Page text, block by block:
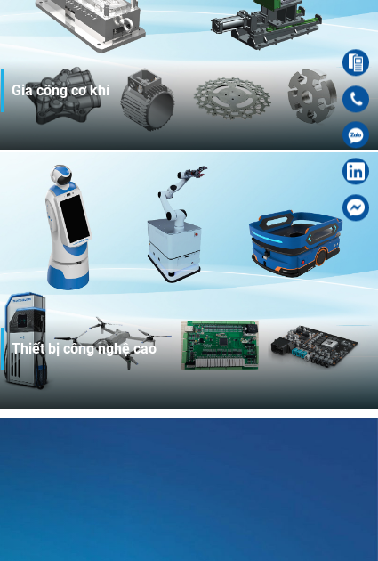
Gia công cơ khí
Với kho thép hơn 100.000 tấn cùng hệ thống dây chuyền
công nghệ tiên tiến nhập khẩu từ Đức, Thụy Sĩ, Nhật Bản
và Hàn Quốc, THACO INDUSTRIES trở thành đối tác chiến
lược của nhiều doanh nghiệp lớn như Doosan Vina,
Makitech, Agata, Three Star; đồng thời, cung ứng sản
phẩm khuôn mẫu chất lượng cao và xuất khẩu linh kiện
gia công cơ khí sang các thị trường Mỹ, Úc, Hàn Quốc,
Canada,...
Thiết bị công nghệ cao
THACO INDUSTRIES nghiên cứu, phát triển và sản xuất
linh kiện, thiết bị điện – điện tử công nghiệp; dây chuyền,